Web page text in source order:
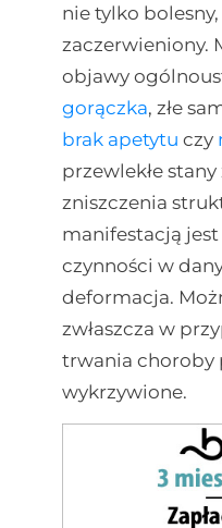
nie tylko
zaczerwieniony.
objawy
gorączka, złe
brak apetytu czy
przewlekłe
zniszczenia
manifestacją
czynności w
deformacja.
zwłaszcza w
trwania choroby
wykrzywione.